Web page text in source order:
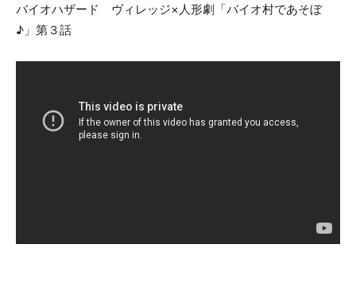
バイオハザード ヴィレッジ×人形劇「バイオ村であそぼ
♪」第３話